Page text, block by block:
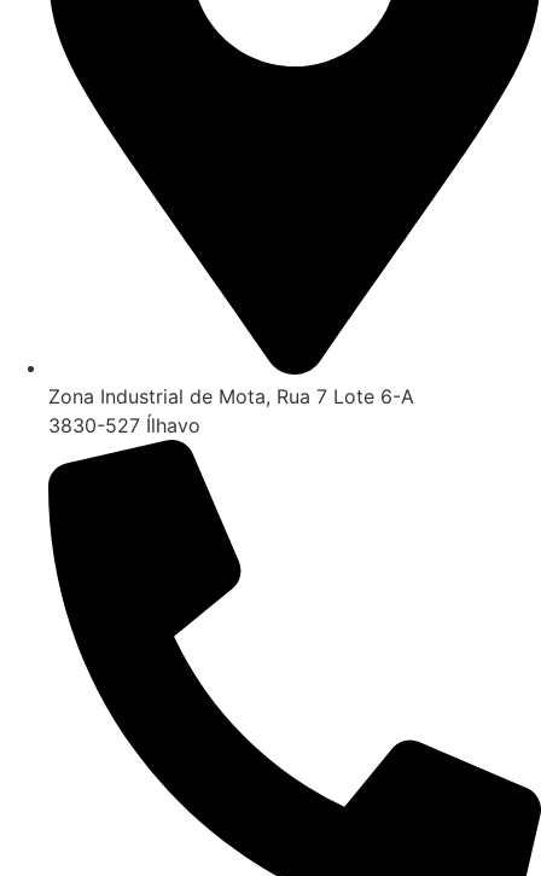
Zona Industrial de Mota, Rua 7 Lote 6-A
3830-527 Ílhavo